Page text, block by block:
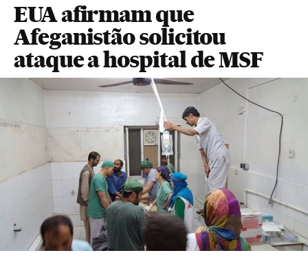
EUA afirmam que
Afeganistão solicitou
ataque a hospital de MSF